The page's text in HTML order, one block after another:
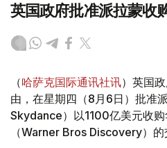
英国政府批准派拉蒙收
（哈萨克国际通讯社讯）英国
由，在星期四（8月6日）批准
Skydance）以1100亿美元收
（Warner Bros Discovery）的